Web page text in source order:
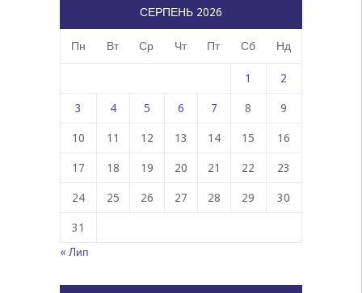
СЕРПЕНЬ 2026
Пн Вт Ср Чт Пт Сб Нд
1 2
3 4 5 6 7 8 9
10 11 12 13 14 15 16
17 18 19 20 21 22 23
24 25 26 27 28 29 30
31
« Лип